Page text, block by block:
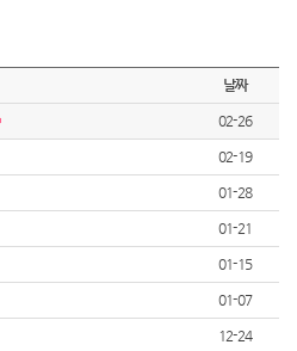
날짜
02-26
02-19
01-28
01-21
01-15
01-07
12-24